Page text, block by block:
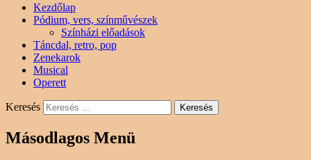
Kezdőlap
Pódium, vers, színművészek
Színházi előadások
Táncdal, retro, pop
Zenekarok
Musical
Operett
Keresés
Másodlagos Menü